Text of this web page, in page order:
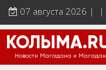
07 августа 2026 | |
Новости Магадана и